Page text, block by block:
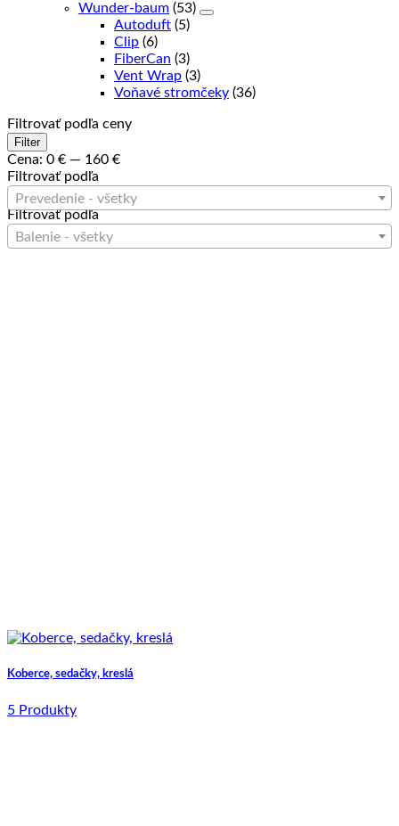
Wunder-baum (53)
Autoduft (5)
Clip (6)
FiberCan (3)
Vent Wrap (3)
Voňavé stromčeky (36)
Filtrovať podľa ceny
Minimálna
cena
Maximálna
cena
Filter
Cena: 0 € — 160 €
Filtrovať podľa
Prevedenie - všetky
Filtrovať podľa
Balenie - všetky
Koberce, sedačky, kreslá
5 Produkty